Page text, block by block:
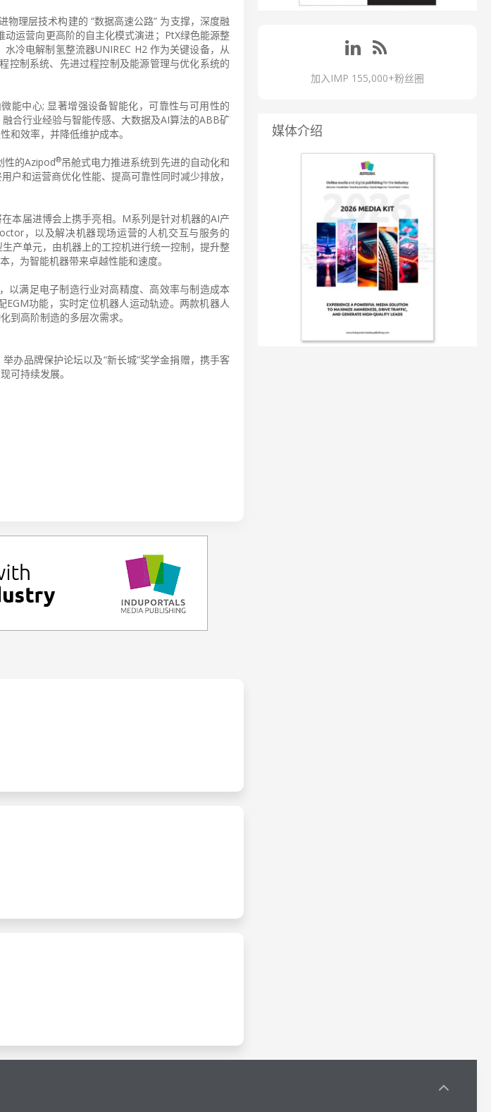
理层技术构建的 “数据高速公路” 为支撑，深度融
运营向更高阶的自主化模式演进；PtX绿色能源整
冷电解制氢整流器UNIREC H2 作为关键设备，从
控制系统、先进过程控制及能源管理与优化系统的
能中心; 显著增强设备智能化，可靠性与可用性的
合行业经验与智能传感、大数据及AI算法的ABB矿
和效率，并降低维护成本。
性的Azipod®吊舱式电力推进系统到先进的自动化和
户和运营商优化性能、提高可靠性同时减少排放，
本届进博会上携手亮相。M系列是针对机器的AI产
，以及解决机器现场运营的人机交互与服务的
产单元，由机器上的工控机进行统一控制，提升整
为智能机器带来卓越性能和速度。
以满足电子制造行业对高精度、高效率与制造成本
功能，实时定位机器人运动轨迹。两款机器人
到高阶制造的多层次需求。
办品牌保护论坛以及“新长城”奖学金捐赠，携手客
可持续发展。
加入IMP 155,000+粉丝圈
媒体介绍